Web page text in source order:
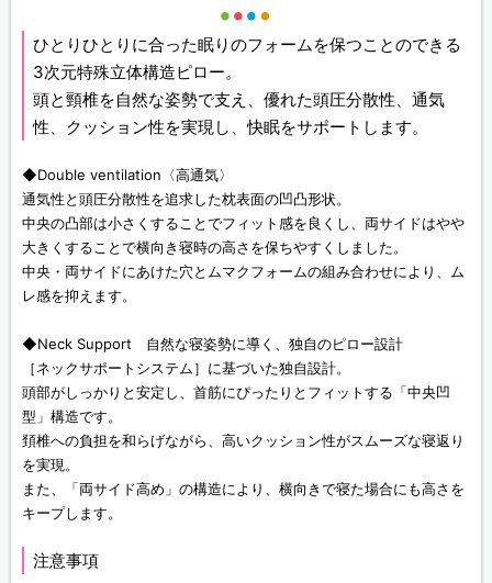
ひとりひとりに合った眠りのフォームを保つことのできる
3次元特殊立体構造ピロー。
頭と頸椎を自然な姿勢で支え、優れた頭圧分散性、通気
性、クッション性を実現し、快眠をサポートします。
◆Double ventilation〈高通気〉
通気性と頭圧分散性を追求した枕表面の凹凸形状。
中央の凸部は小さくすることでフィット感を良くし、両サイドはやや
大きくすることで横向き寝時の高さを保ちやすくしました。
中央・両サイドにあけた穴とムマクフォームの組み合わせにより、ム
レ感を抑えます。
◆Neck Support 自然な寝姿勢に導く、独自のピロー設計
［ネックサポートシステム］に基づいた独自設計。
頭部がしっかりと安定し、首筋にぴったりとフィットする「中央凹
型」構造です。
頚椎への負担を和らげながら、高いクッション性がスムーズな寝返り
を実現。
また、「両サイド高め」の構造により、横向きで寝た場合にも高さを
キープします。
注意事項